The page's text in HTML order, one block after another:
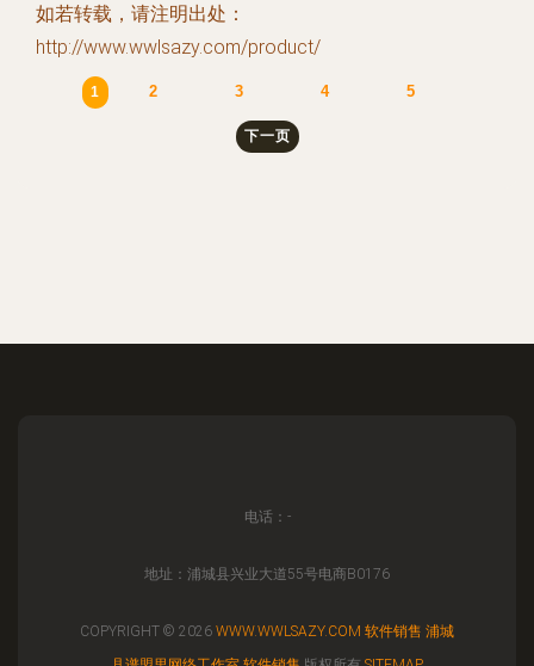
如若转载，请注明出处：
http://www.wwlsazy.com/product/
1 2 3 4 5
下一页
电话：-
地址：浦城县兴业大道55号电商B0176
COPYRIGHT © 2026 WWW.WWLSAZY.COM 软件销售 浦城